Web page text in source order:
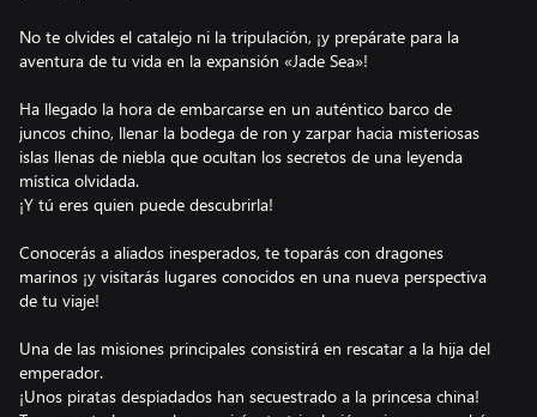
No te olvides el catalejo ni la tripulación, ¡y prepárate para la
aventura de tu vida en la expansión «Jade Sea»!
Ha llegado la hora de embarcarse en un auténtico barco de
juncos chino, llenar la bodega de ron y zarpar hacia misteriosas
islas llenas de niebla que ocultan los secretos de una leyenda
mística olvidada.
¡Y tú eres quien puede descubrirla!
Conocerás a aliados inesperados, te toparás con dragones
marinos ¡y visitarás lugares conocidos en una nueva perspectiva
de tu viaje!
Una de las misiones principales consistirá en rescatar a la hija del
emperador.
¡Unos piratas despiadados han secuestrado a la princesa china!